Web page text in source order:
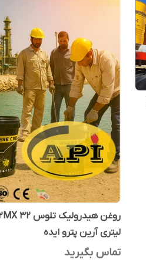
لیتری آرین پترو ایده
تماس بگیرید